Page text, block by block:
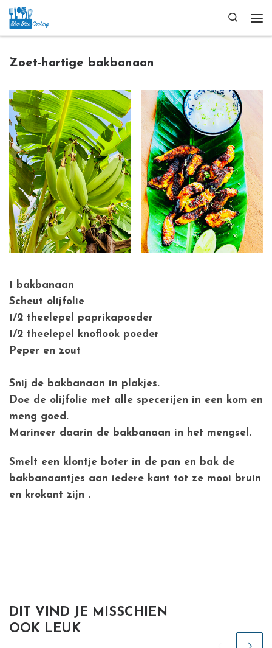
Ga naar inhoud
Search
Zoet-hartige bakbanaan
1 bakbanaan
Scheut olijfolie
1/2 theelepel paprikapoeder
1/2 theelepel knoflook poeder
Peper en zout
Snij de bakbanaan in plakjes.
Doe de olijfolie met alle specerijen in een kom en
meng goed.
Marineer daarin de bakbanaan in het mengsel.
Smelt een klontje boter in de pan en bak de
bakbanaantjes aan iedere kant tot ze mooi bruin
en krokant zijn .
DIT VIND JE MISSCHIEN
OOK LEUK